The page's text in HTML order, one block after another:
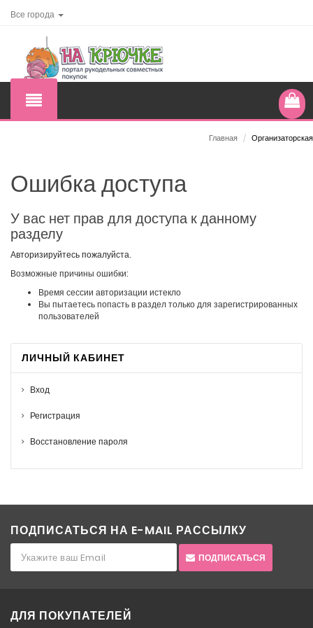
Все города
Главная / Организаторская
Ошибка доступа
У вас нет прав для доступа к данному
разделу
Авторизируйтесь пожалуйста.
Возможные причины ошибки:
Время сессии авторизации истекло
Вы пытаетесь попасть в раздел только для зарегистрированных
пользователей
ЛИЧНЫЙ КАБИНЕТ
Вход
Регистрация
Восстановление пароля
ПОДПИСАТЬСЯ НА E-MAIL РАССЫЛКУ
ПОДПИСАТЬСЯ
ДЛЯ ПОКУПАТЕЛЕЙ